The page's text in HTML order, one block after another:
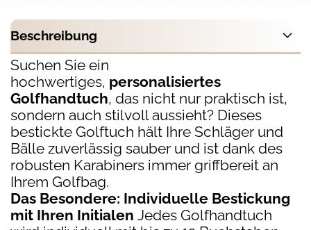
Beschreibung
Suchen Sie ein
hochwertiges, personalisiertes
Golfhandtuch, das nicht nur praktisch ist,
sondern auch stilvoll aussieht? Dieses
bestickte Golftuch hält Ihre Schläger und
Bälle zuverlässig sauber und ist dank des
robusten Karabiners immer griffbereit an
Ihrem Golfbag.
Das Besondere: Individuelle Bestickung
mit Ihren Initialen Jedes Golfhandtuch